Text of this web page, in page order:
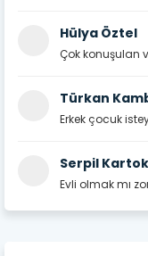
Hülya Öztel
Çok konuşulan
Türkan
Erkek çocuk
Serpil
Evli olmak mı